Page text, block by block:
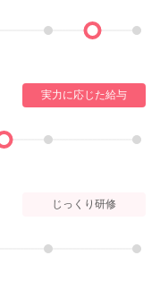
実力に応じた給与
じっくり研修